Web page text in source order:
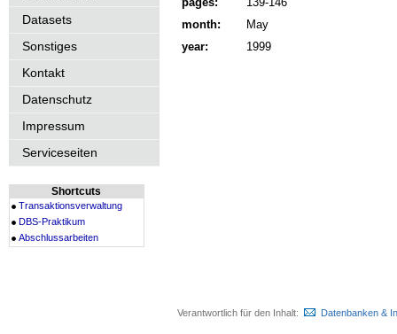
Datasets
Sonstiges
Kontakt
Datenschutz
Impressum
Serviceseiten
Shortcuts
Transaktionsverwaltung
DBS-Praktikum
Abschlussarbeiten
month:
May
year:
1999
Verantwortlich für den Inhalt: Datenbanken &